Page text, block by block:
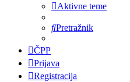
Aktivne teme
Pretražnik
ČPP
Prijava
Registracija